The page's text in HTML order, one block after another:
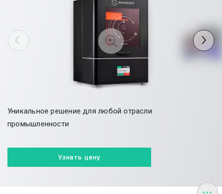
Уникальное решение для любой отрасли
промышленности
Узнать цену